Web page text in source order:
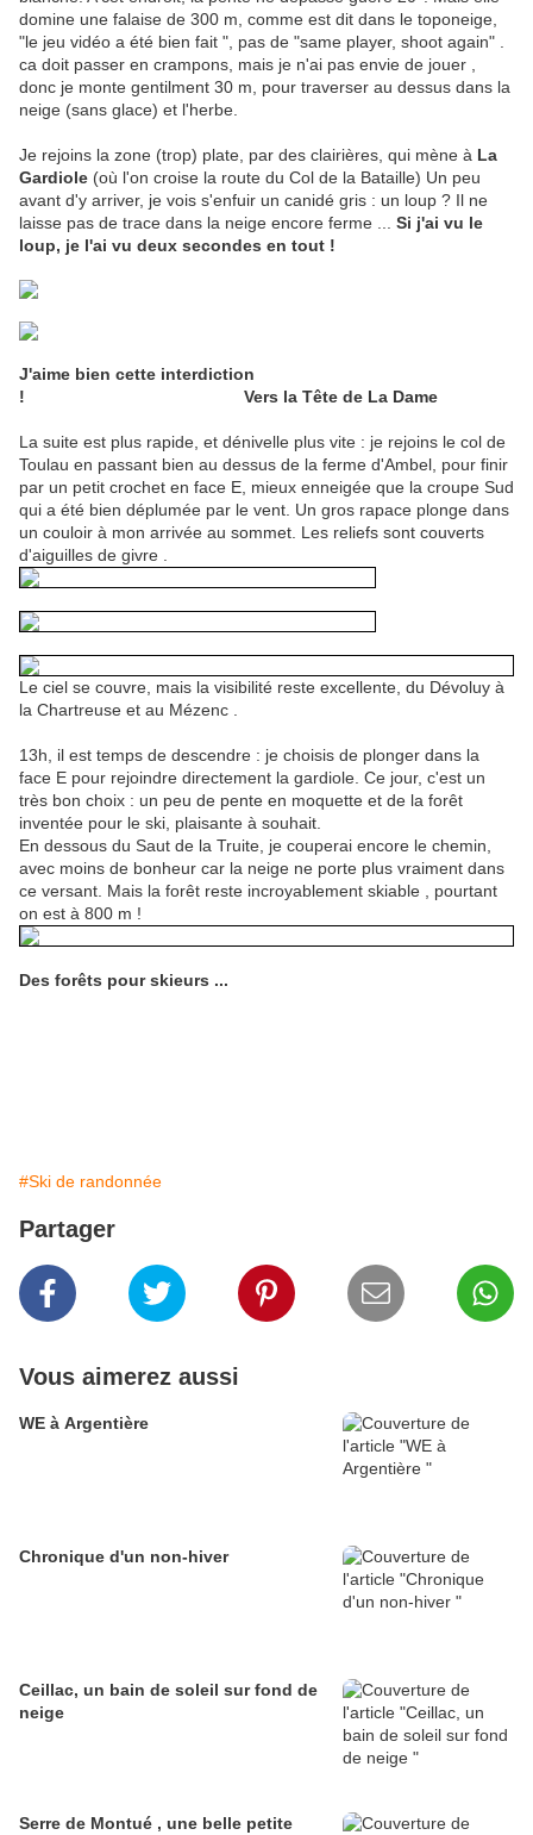
domine une falaise de 300 m, comme est dit dans le toponeige,
"le jeu vidéo a été bien fait ", pas de "same player, shoot again" .
ca doit passer en crampons, mais je n'ai pas envie de jouer ,
donc je monte gentilment 30 m, pour traverser au dessus dans la
neige (sans glace) et l'herbe.
Je rejoins la zone (trop) plate, par des clairières, qui mène à La
Gardiole (où l'on croise la route du Col de la Bataille) Un peu
avant d'y arriver, je vois s'enfuir un canidé gris : un loup ? Il ne
laisse pas de trace dans la neige encore ferme ... Si j'ai vu le
loup, je l'ai vu deux secondes en tout !
J'aime bien cette interdiction
! Vers la Tête de La Dame
La suite est plus rapide, et dénivelle plus vite : je rejoins le col de
Toulau en passant bien au dessus de la ferme d'Ambel, pour finir
par un petit crochet en face E, mieux enneigée que la croupe Sud
qui a été bien déplumée par le vent. Un gros rapace plonge dans
un couloir à mon arrivée au sommet. Les reliefs sont couverts
d'aiguilles de givre .
Le ciel se couvre, mais la visibilité reste excellente, du Dévoluy à
la Chartreuse et au Mézenc .
13h, il est temps de descendre : je choisis de plonger dans la
face E pour rejoindre directement la gardiole. Ce jour, c'est un
très bon choix : un peu de pente en moquette et de la forêt
inventée pour le ski, plaisante à souhait.
En dessous du Saut de la Truite, je couperai encore le chemin,
avec moins de bonheur car la neige ne porte plus vraiment dans
ce versant. Mais la forêt reste incroyablement skiable , pourtant
on est à 800 m !
Des forêts pour skieurs ...
#Ski de randonnée
Partager
Vous aimerez aussi
WE à Argentière
Chronique d'un non-hiver
Ceillac, un bain de soleil sur fond de
neige
Serre de Montué , une belle petite